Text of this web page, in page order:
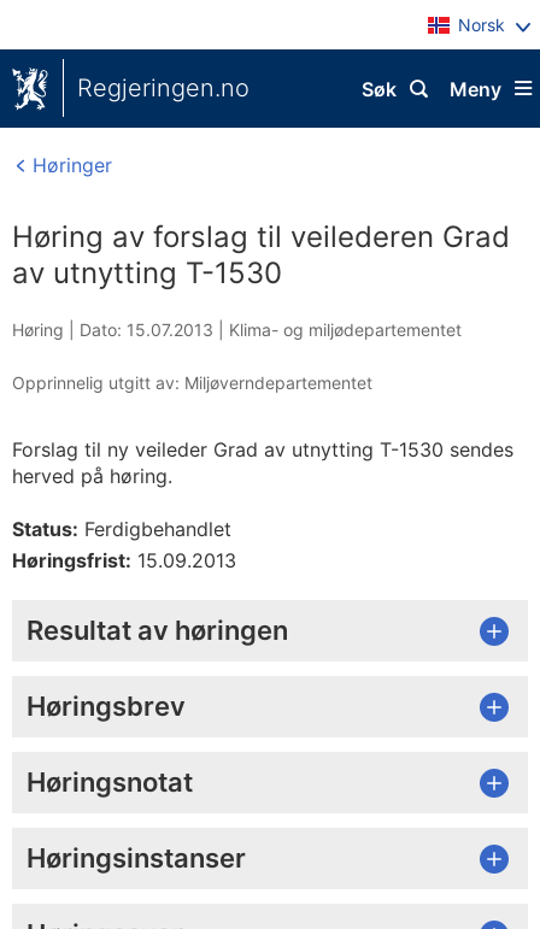
Norsk
Regjeringen.no Meny
Søk
Høringer
Høring av forslag til veilederen Grad
av utnytting T-1530
Høring | Dato: 15.07.2013 Klima- og miljødepartementet
Opprinnelig utgitt av: Miljøverndepartementet
Forslag til ny veileder Grad av utnytting T-1530 sendes
herved på høring.
Status: Ferdigbehandlet
Høringsfrist: 15.09.2013
Resultat av høringen
Høringsbrev
Høringsnotat
Høringsinstanser